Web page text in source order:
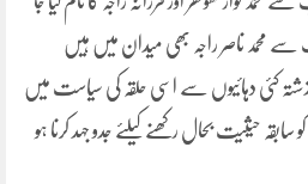
ناصر راجہ بھی میدان میں ہیں
گذشتہ کئی دہائیوں سے اسی حلقہ کی سیاست میں
حیثیت بحال رکھنے کیلئے جدو جہد کرنا ہو